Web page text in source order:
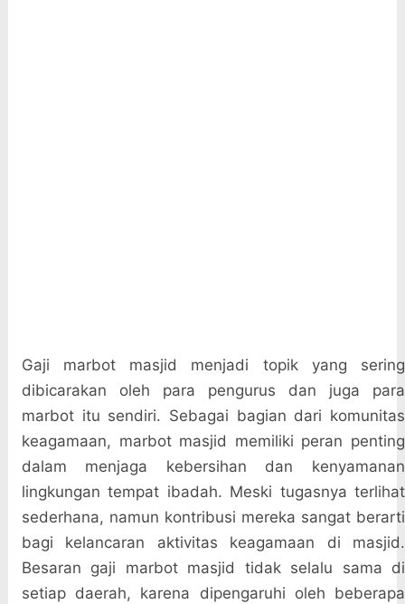
Gaji marbot masjid menjadi topik yang sering
dibicarakan oleh para pengurus dan juga para
marbot itu sendiri. Sebagai bagian dari komunitas
keagamaan, marbot masjid memiliki peran penting
dalam menjaga kebersihan dan kenyamanan
lingkungan tempat ibadah. Meski tugasnya terlihat
sederhana, namun kontribusi mereka sangat berarti
bagi kelancaran aktivitas keagamaan di masjid.
Besaran gaji marbot masjid tidak selalu sama di
setiap daerah, karena dipengaruhi oleh beberapa